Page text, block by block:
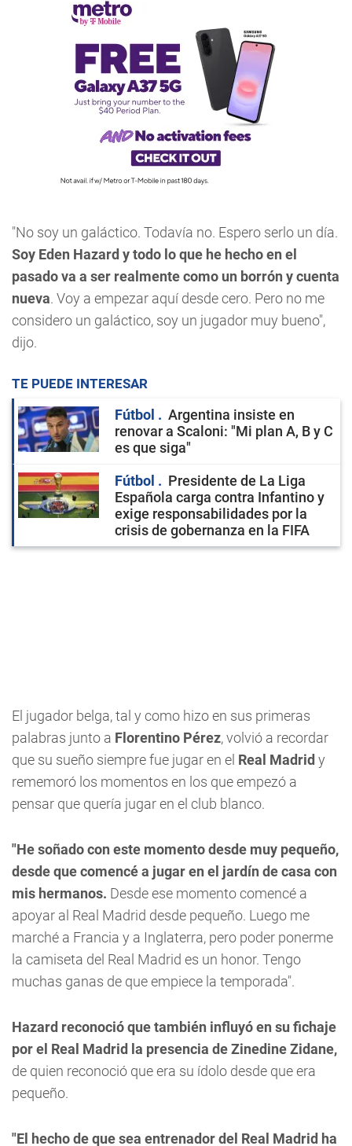
"No soy un galáctico. Todavía no. Espero serlo un día.
Soy Eden Hazard y todo lo que he hecho en el
pasado va a ser realmente como un borrón y cuenta
nueva. Voy a empezar aquí desde cero. Pero no me
considero un galáctico, soy un jugador muy bueno",
dijo.
TE PUEDE INTERESAR
Fútbol
Argentina insiste en
renovar a Scaloni: "Mi plan A, B y C
es que siga"
Fútbol
Presidente de La Liga
Española carga contra Infantino y
exige responsabilidades por la
crisis de gobernanza en la FIFA
El jugador belga, tal y como hizo en sus primeras
palabras junto a Florentino Pérez, volvió a recordar
que su sueño siempre fue jugar en el Real Madrid y
rememoró los momentos en los que empezó a
pensar que quería jugar en el club blanco.
"He soñado con este momento desde muy pequeño,
desde que comencé a jugar en el jardín de casa con
mis hermanos. Desde ese momento comencé a
apoyar al Real Madrid desde pequeño. Luego me
marché a Francia y a Inglaterra, pero poder ponerme
la camiseta del Real Madrid es un honor. Tengo
muchas ganas de que empiece la temporada".
Hazard reconoció que también influyó en su fichaje
por el Real Madrid la presencia de Zinedine Zidane,
de quien reconoció que era su ídolo desde que era
pequeño.
"El hecho de que sea entrenador del Real Madrid ha